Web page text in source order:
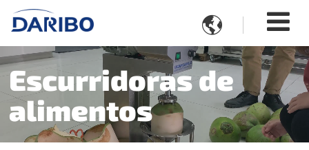

Escurridoras de
alimentos